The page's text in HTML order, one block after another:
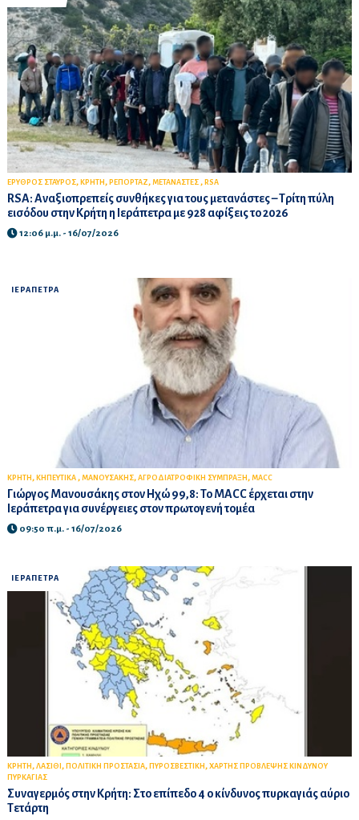
ΕΡΥΘΡΟΣ ΣΤΑΥΡΟΣ, ΚΡΗΤΗ , ΡΕΠΟΡΤΑΖ, ΜΕΤΑΝΑΣΤΕΣ , RSA
RSA: Αναξιοπρεπείς συνθήκες για τους μετανάστες – Τρίτη πύλη
εισόδου στην Κρήτη η Ιεράπετρα με 928 αφίξεις το 2026
12:06 μ.μ. - 16/07/2026
ΙΕΡΑΠΕΤΡΑ
ΚΡΗΤΗ , ΚΗΠΕΥΤΙΚΑ , ΜΑΝΟΥΣΑΚΗΣ, ΑΓΡΟΔΙΑΤΡΟΦΙΚΗ ΣΥΜΠΡΑΞΗ , MACC
Γιώργος Μανουσάκης στον Ηχώ 99,8: Το MACC έρχεται στην
Ιεράπετρα για συνέργειες στον πρωτογενή τομέα
09:50 π.μ. - 16/07/2026
ΙΕΡΑΠΕΤΡΑ
ΚΡΗΤΗ , ΛΑΣΙΘΙ , ΠΟΛΙΤΙΚΗ ΠΡΟΣΤΑΣΙΑ, ΠΥΡΟΣΒΕΣΤΙΚΗ , ΧΑΡΤΗΣ ΠΡΟΒΛΕΨΗΣ ΚΙΝΔΥΝΟΥ
ΠΥΡΚΑΓΙΑΣ
Συναγερμός στην Κρήτη: Στο επίπεδο 4 ο κίνδυνος πυρκαγιάς αύριο
Τετάρτη